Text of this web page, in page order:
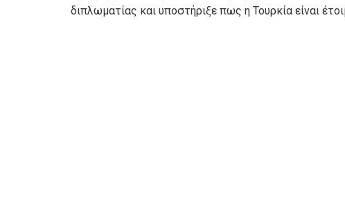
διπλωματίας και υποστήριξε πως η Τουρκία είναι